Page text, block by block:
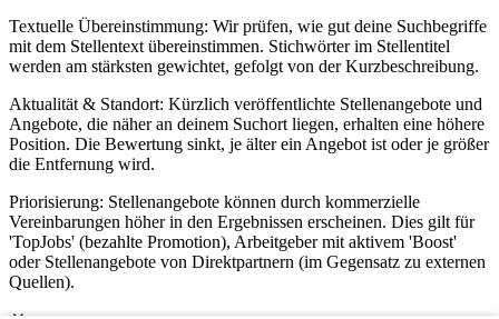
Textuelle Übereinstimmung: Wir prüfen, wie gut deine Suchbegriffe
mit dem Stellentext übereinstimmen. Stichwörter im Stellentitel
werden am stärksten gewichtet, gefolgt von der Kurzbeschreibung.
Aktualität & Standort: Kürzlich veröffentlichte Stellenangebote und
Angebote, die näher an deinem Suchort liegen, erhalten eine höhere
Position. Die Bewertung sinkt, je älter ein Angebot ist oder je größer
die Entfernung wird.
Priorisierung: Stellenangebote können durch kommerzielle
Vereinbarungen höher in den Ergebnissen erscheinen. Dies gilt für
'TopJobs' (bezahlte Promotion), Arbeitgeber mit aktivem 'Boost'
oder Stellenangebote von Direktpartnern (im Gegensatz zu externen
Quellen).